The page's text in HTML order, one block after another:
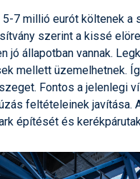
7 millió eurót költenek
szerint a kissé
jó állapotban vannak.
mellett üzemelhetnek.
Fontos a jelenlegi
feltételeinek javítása.
építését és